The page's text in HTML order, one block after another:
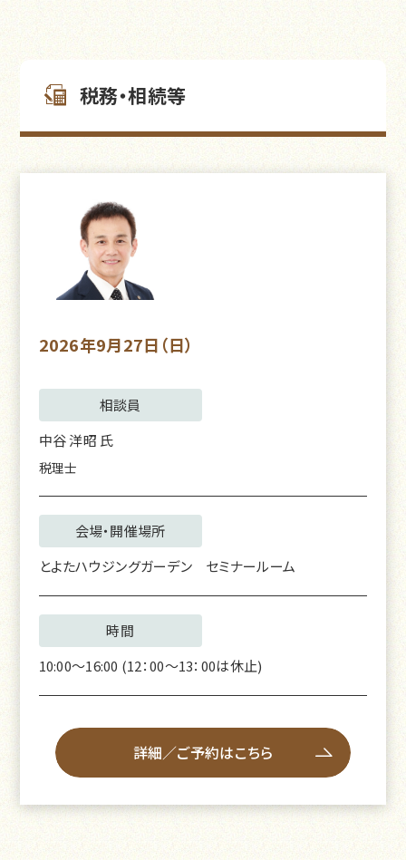
税務・相続等
2026年9月27日（日）
相談員
中谷 洋昭 氏
税理士
会場・開催場所
とよたハウジングガーデン セミナールーム
時間
10:00～16:00 (12：00～13：00は休止)
詳細／ご予約はこちら